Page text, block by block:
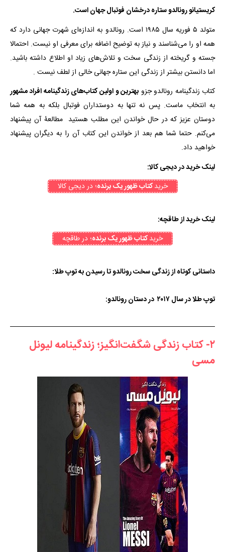
کریستیانو رونالدو ستاره درخشان فوتبال جهان است.
متولد ۵ فوریه سال ۱۹۸۵ است. رونالدو به اندازه‌ای شهرت جهانی دارد که
همه او را می‌شناسند و نیاز به توضیح اضافه برای معرفی او نیست. احتمالا
جسته و گریخته از زندگی سخت و تلاش‌های زیاد او اطلاع داشته باشید.
اما دانستن بیشتر از زندگی این ستاره جهانی خالی از لطف نیست .
کتاب زندگینامه رونالدو جزو بهترین و اولین کتاب‌های زندگینامه افراد مشهور
به انتخاب ماست. پس نه تنها به دوستداران فوتبال بلکه به همه شما
دوستان عزیز که در حال خواندن این مطلب هستید مطالعۀ آن پیشنهاد
می‌کنم. حتما شما هم بعد از خواندن این کتاب آن را به دیگران پیشنهاد
خواهید داد.
لینک خرید در دیجی کالا:
خریدکتاب ظهور یک برنده؛ در دیجی کالا
لینک خرید از طاقچه:
خریدکتاب ظهور یک برنده؛ در طاقچه
داستانی کوتاه از زندگی سخت رونالدو تا رسیدن به توپ طلا:
توپ طلا در سال ۲۰۱۷ در دستان رونالدو:
۲- کتاب زندگی شگفت‌انگیز؛ زندگینامه لیونل
مسی